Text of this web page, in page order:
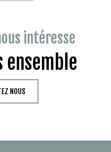
intéresse
ensemble
NOUS